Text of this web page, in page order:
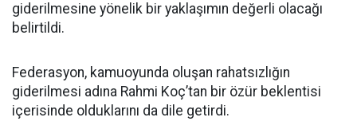
giderilmesine yönelik bir yaklaşımın değerli olacağı
belirtildi.
Federasyon, kamuoyunda oluşan rahatsızlığın
giderilmesi adına Rahmi Koç’tan bir özür beklentisi
içerisinde olduklarını da dile getirdi.